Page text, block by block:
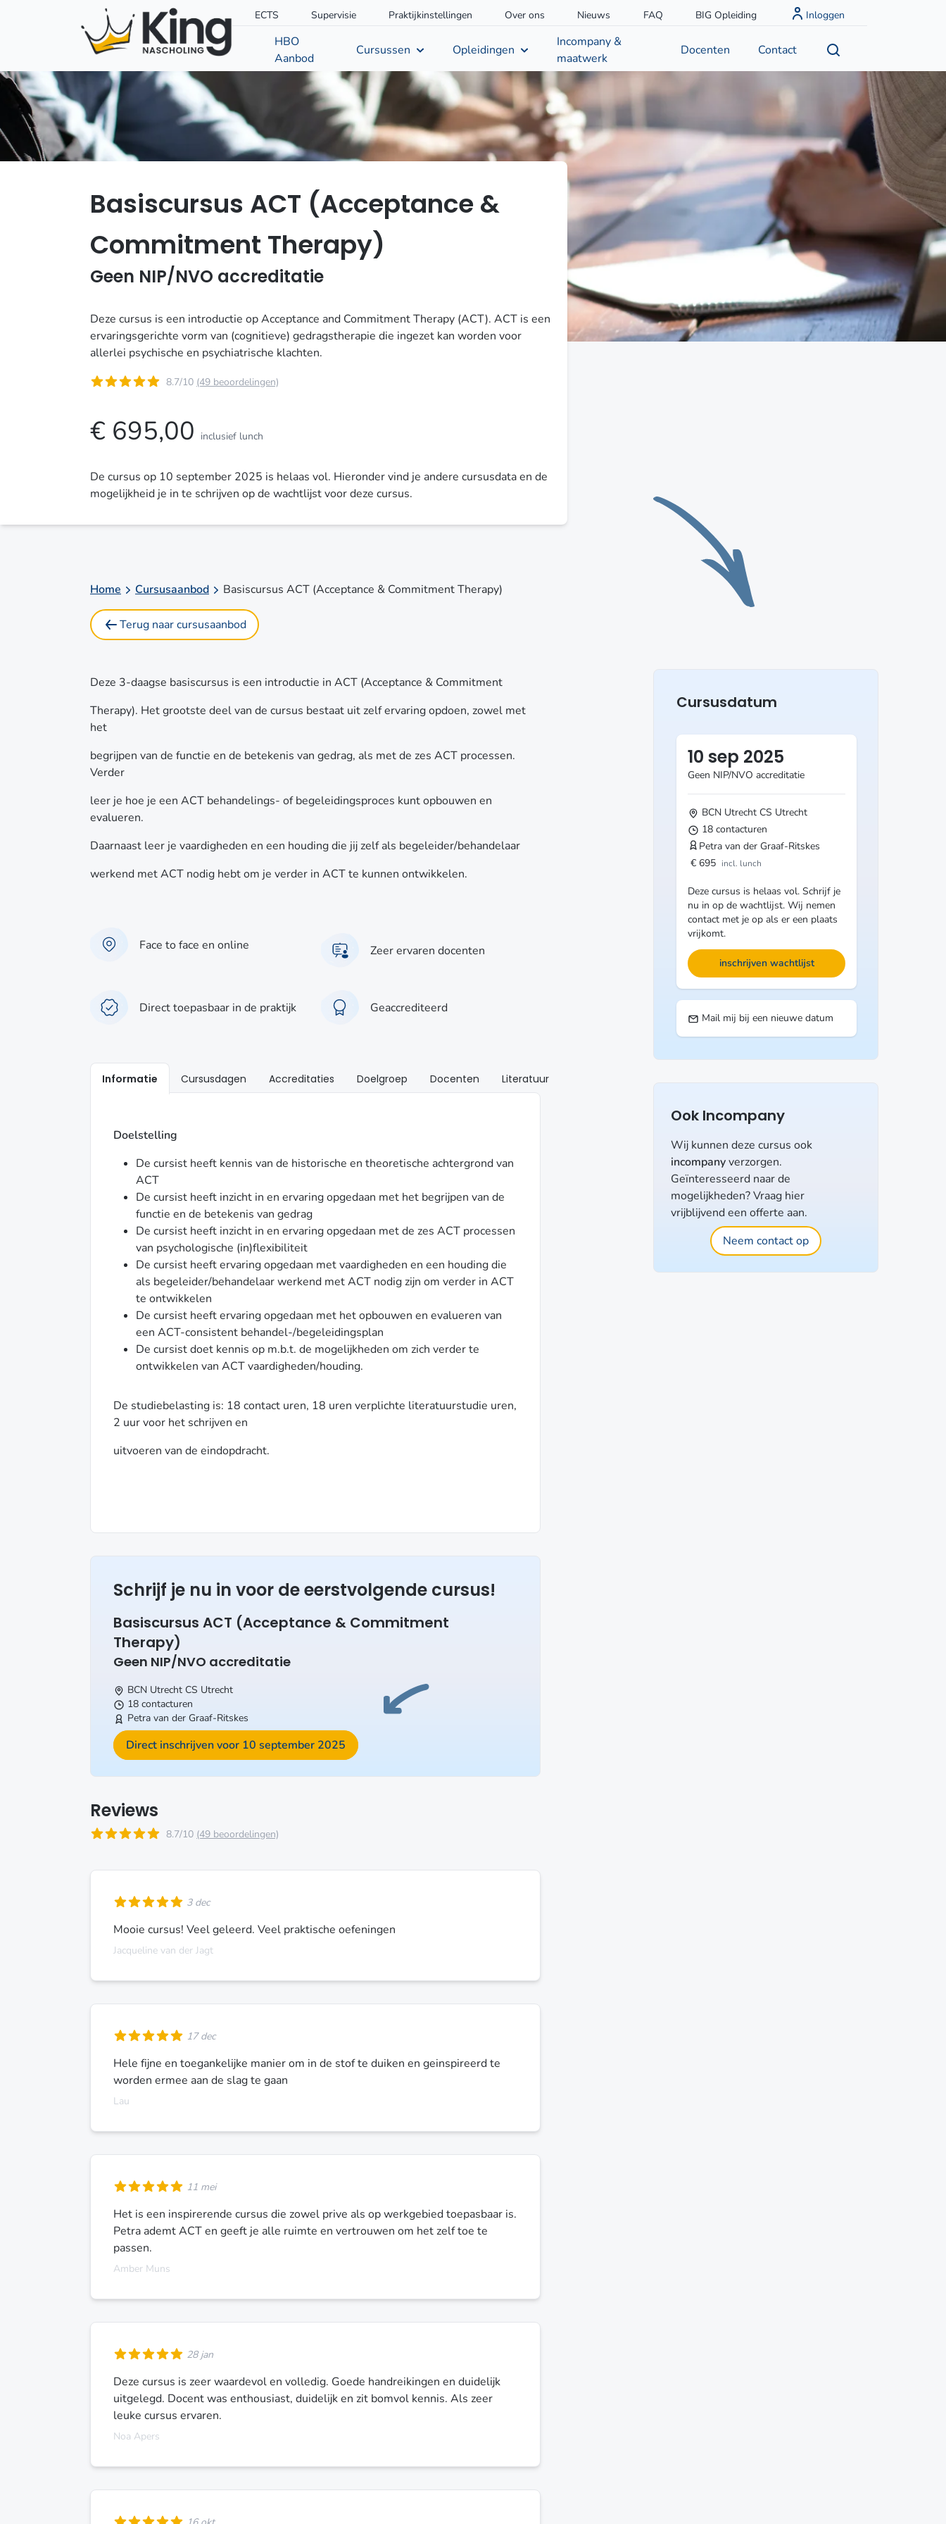
ECTS Supervisie Praktijkinstellingen Over ons Nieuws FAQ BIG Opleiding Inloggen
HBO
Aanbod
Cursussen Opleidingen
Incompany &
maatwerk
Docenten Contact
Basiscursus ACT (Acceptance &
Commitment Therapy)
Geen NIP/NVO accreditatie
Deze cursus is een introductie op Acceptance and Commitment Therapy (ACT). ACT is een
ervaringsgerichte vorm van (cognitieve) gedragstherapie die ingezet kan worden voor
allerlei psychische en psychiatrische klachten.
8.7/10 (49 beoordelingen)
€ 695,00 inclusief lunch
De cursus op 10 september 2025 is helaas vol. Hieronder vind je andere cursusdata en de
mogelijkheid je in te schrijven op de wachtlijst voor deze cursus.
Home Cursusaanbod Basiscursus ACT (Acceptance & Commitment Therapy)
Terug naar cursusaanbod
Deze 3-daagse basiscursus is een introductie in ACT (Acceptance & Commitment
Therapy). Het grootste deel van de cursus bestaat uit zelf ervaring opdoen, zowel met
het
begrijpen van de functie en de betekenis van gedrag, als met de zes ACT processen.
Verder
leer je hoe je een ACT behandelings- of begeleidingsproces kunt opbouwen en
evalueren.
Daarnaast leer je vaardigheden en een houding die jij zelf als begeleider/behandelaar
werkend met ACT nodig hebt om je verder in ACT te kunnen ontwikkelen.
Face to face en online Zeer ervaren docenten
Direct toepasbaar in de praktijk Geaccrediteerd
Informatie Cursusdagen Accreditaties Doelgroep Docenten Literatuur
Doelstelling
De cursist heeft kennis van de historische en theoretische achtergrond van
ACT
De cursist heeft inzicht in en ervaring opgedaan met het begrijpen van de
functie en de betekenis van gedrag
De cursist heeft inzicht in en ervaring opgedaan met de zes ACT processen
van psychologische (in)flexibiliteit
De cursist heeft ervaring opgedaan met vaardigheden en een houding die
als begeleider/behandelaar werkend met ACT nodig zijn om verder in ACT
te ontwikkelen
De cursist heeft ervaring opgedaan met het opbouwen en evalueren van
een ACT-consistent behandel-/begeleidingsplan
De cursist doet kennis op m.b.t. de mogelijkheden om zich verder te
ontwikkelen van ACT vaardigheden/houding.
De studiebelasting is: 18 contact uren, 18 uren verplichte literatuurstudie uren,
2 uur voor het schrijven en
uitvoeren van de eindopdracht.
Schrijf je nu in voor de eerstvolgende cursus!
Basiscursus ACT (Acceptance & Commitment
Therapy)
Geen NIP/NVO accreditatie
BCN Utrecht CS Utrecht
18 contacturen
Petra van der Graaf-Ritskes
Direct inschrijven voor 10 september 2025
Reviews
8.7/10 (49 beoordelingen)
3 dec
Mooie cursus! Veel geleerd. Veel praktische oefeningen
Jacqueline van der Jagt
17 dec
Hele fijne en toegankelijke manier om in de stof te duiken en geinspireerd te
worden ermee aan de slag te gaan
Lau
11 mei
Het is een inspirerende cursus die zowel prive als op werkgebied toepasbaar is.
Petra ademt ACT en geeft je alle ruimte en vertrouwen om het zelf toe te
passen.
Amber Muns
28 jan
Deze cursus is zeer waardevol en volledig. Goede handreikingen en duidelijk
uitgelegd. Docent was enthousiast, duidelijk en zit bomvol kennis. Als zeer
leuke cursus ervaren.
Noa Apers
Cursusdatum
10 sep 2025
Geen NIP/NVO accreditatie
BCN Utrecht CS Utrecht
18 contacturen
Petra van der Graaf-Ritskes
€ 695 incl. lunch
Deze cursus is helaas vol. Schrijf je
nu in op de wachtlijst. Wij nemen
contact met je op als er een plaats
vrijkomt.
inschrijven wachtlijst
Mail mij bij een nieuwe datum
Ook Incompany
Wij kunnen deze cursus ook
incompanyverzorgen.
Geïnteresseerd naar de
mogelijkheden? Vraag hier
vrijblijvend een offerte aan.
Neem contact op